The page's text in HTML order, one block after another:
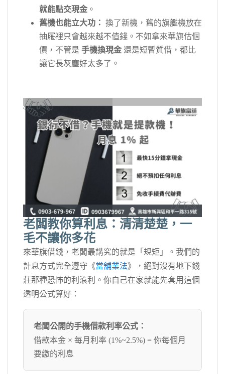
就能點交現金 。
舊機也能立大功： 換了新機，舊的旗艦機放在
抽屜裡只會越來越不值錢。不如拿來華旗估個
價，不管是 手機換現金 還是短暫質借，都比
讓它長灰塵好太多了。
老闆教你算利息：清清楚楚，一
毛不讓你多花
來華旗借錢，老闆最講究的就是「規矩」。我們的
計息方式完全遵守《當舖業法》，絕對沒有地下錢
莊那種恐怖的利滾利。你自己在家就能先套用這個
透明公式算好：
老闆公開的手機借款利率公式：
借款本金 × 每月利率 (1%~2.5%) = 你每個月
要繳的利息